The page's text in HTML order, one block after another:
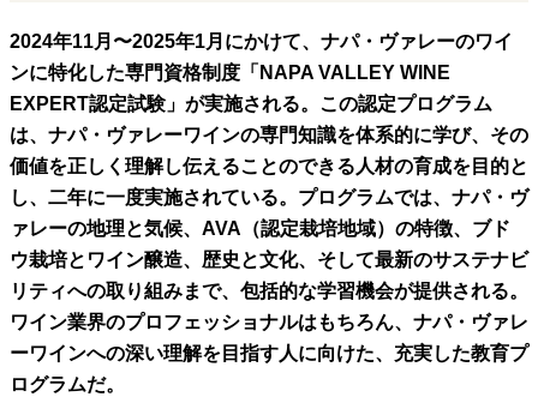
2024年11月〜2025年1月にかけて、ナパ・ヴァレーのワイ
ンに特化した専門資格制度「 NAPA VALLEY WINE
EXPERT認定試験」が実施される。この認定プログラム
は、ナパ・ヴァレーワインの専門知識を体系的に学び、その
価値を正しく理解し伝えることのできる人材の育成を目的と
し、二年に一度実施されている。プログラムでは、ナパ・ヴ
ァレーの地理と気候、AVA（認定栽培地域）の特徴、ブド
ウ栽培とワイン醸造、歴史と文化、そして最新のサステナビ
リティへの取り組みまで、包括的な学習機会が提供される。
ワイン業界のプロフェッショナルはもちろん、ナパ・ヴァレ
ーワインへの深い理解を目指す人に向けた、充実した教育プ
ログラムだ。